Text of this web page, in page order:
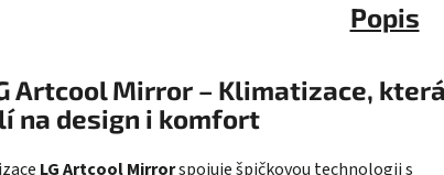
Popis
Artcool Mirror – Klimatizace,
na design i komfort
LG Artcool Mirrorspojuje špičkovou technologii s